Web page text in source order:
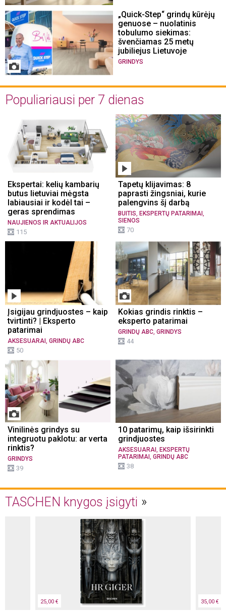
„Quick-Step“ grindų kūrėjų
genuose – nuolatinis
tobulumo siekimas:
švenčiamas 25 metų
jubiliejus Lietuvoje
GRINDYS
Populiariausi per 7 dienas
Ekspertai: kelių kambarių
butus lietuviai mėgsta
labiausiai ir kodėl tai –
geras sprendimas
NAUJIENOS IR AKTUALIJOS
115
Tapetų klijavimas: 8
paprasti žingsniai, kurie
palengvins šį darbą
BUITIS, EKSPERTŲ PATARIMAI ,
SIENOS
70
Įsigijau grindjuostes – kaip
tvirtinti? | Eksperto
patarimai
AKSESUARAI GRINDŲ ABC
50
Kokias grindis rinktis –
eksperto patarimai
GRINDŲ ABC GRINDYS
44
Vinilinės grindys su
integruotu paklotu: ar verta
rinktis?
GRINDYS
39
10 patarimų, kaip išsirinkti
grindjuostes
AKSESUARAI
EKSPERTŲ
PATARIMAI
GRINDŲ ABC
38
TASCHEN knygos įsigyti
25,00 € 35,00 €